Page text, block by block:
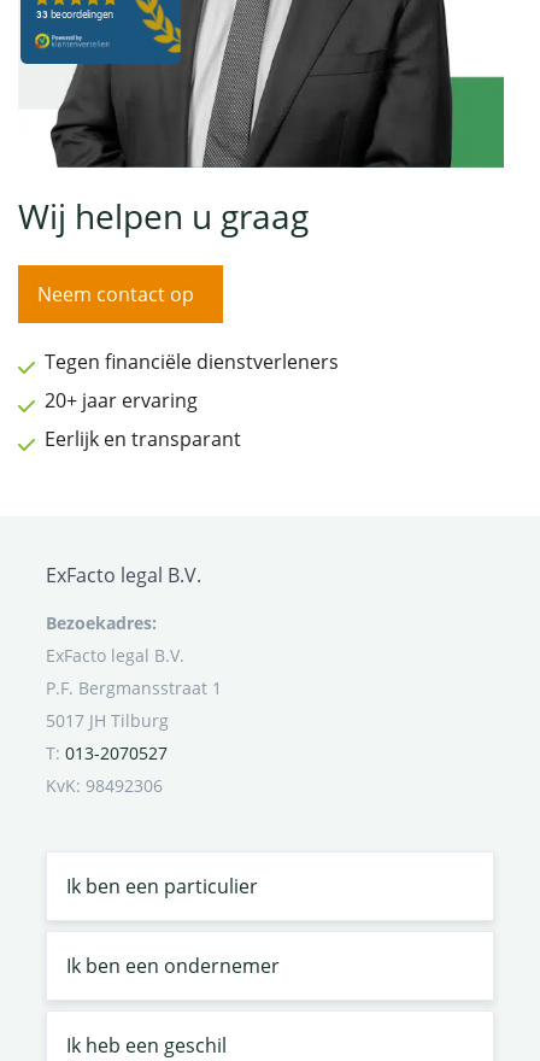
Wij helpen u graag
Neem contact op
Tegen financiële dienstverleners
20+ jaar ervaring
Eerlijk en transparant
ExFacto legal B.V.
Bezoekadres:
ExFacto legal B.V.
P.F. Bergmansstraat 1
5017 JH Tilburg
T: 013-2070527
KvK: 98492306
Ik ben een particulier
Ik ben een ondernemer
Ik heb een geschil